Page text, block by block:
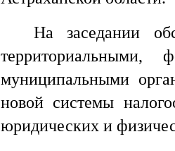
На заседании
территориальными,
муниципальными
новой системы
юридических и